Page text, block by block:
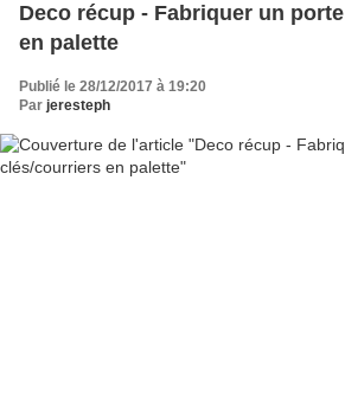
Deco récup - Fabriquer un
en palette
Publié le 28/12/2017 à 19:20
Par jeresteph